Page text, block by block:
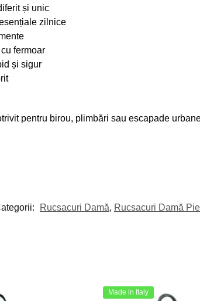
și unic
zilnice
fermoar
și sigur
pentru birou, plimbări sau escapade
Rucsacuri Damă, Rucsacuri Damă
Made in Italy